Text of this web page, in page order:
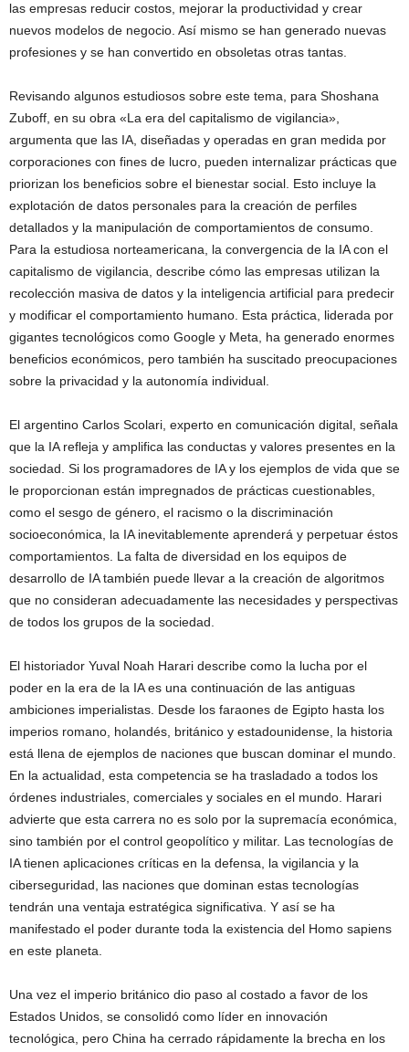
las empresas reducir costos, mejorar la productividad y crear
nuevos modelos de negocio. Así mismo se han generado nuevas
profesiones y se han convertido en obsoletas otras tantas.
Revisando algunos estudiosos sobre este tema, para Shoshana
Zuboff, en su obra «La era del capitalismo de vigilancia»,
argumenta que las IA, diseñadas y operadas en gran medida por
corporaciones con fines de lucro, pueden internalizar prácticas que
priorizan los beneficios sobre el bienestar social. Esto incluye la
explotación de datos personales para la creación de perfiles
detallados y la manipulación de comportamientos de consumo.
Para la estudiosa norteamericana, la convergencia de la IA con el
capitalismo de vigilancia, describe cómo las empresas utilizan la
recolección masiva de datos y la inteligencia artificial para predecir
y modificar el comportamiento humano. Esta práctica, liderada por
gigantes tecnológicos como Google y Meta, ha generado enormes
beneficios económicos, pero también ha suscitado preocupaciones
sobre la privacidad y la autonomía individual.
El argentino Carlos Scolari, experto en comunicación digital, señala
que la IA refleja y amplifica las conductas y valores presentes en la
sociedad. Si los programadores de IA y los ejemplos de vida que se
le proporcionan están impregnados de prácticas cuestionables,
como el sesgo de género, el racismo o la discriminación
socioeconómica, la IA inevitablemente aprenderá y perpetuar éstos
comportamientos. La falta de diversidad en los equipos de
desarrollo de IA también puede llevar a la creación de algoritmos
que no consideran adecuadamente las necesidades y perspectivas
de todos los grupos de la sociedad.
El historiador Yuval Noah Harari describe como la lucha por el
poder en la era de la IA es una continuación de las antiguas
ambiciones imperialistas. Desde los faraones de Egipto hasta los
imperios romano, holandés, británico y estadounidense, la historia
está llena de ejemplos de naciones que buscan dominar el mundo.
En la actualidad, esta competencia se ha trasladado a todos los
órdenes industriales, comerciales y sociales en el mundo. Harari
advierte que esta carrera no es solo por la supremacía económica,
sino también por el control geopolítico y militar. Las tecnologías de
IA tienen aplicaciones críticas en la defensa, la vigilancia y la
ciberseguridad, las naciones que dominan estas tecnologías
tendrán una ventaja estratégica significativa. Y así se ha
manifestado el poder durante toda la existencia del Homo sapiens
en este planeta.
Una vez el imperio británico dio paso al costado a favor de los
Estados Unidos, se consolidó como líder en innovación
tecnológica, pero China ha cerrado rápidamente la brecha en los